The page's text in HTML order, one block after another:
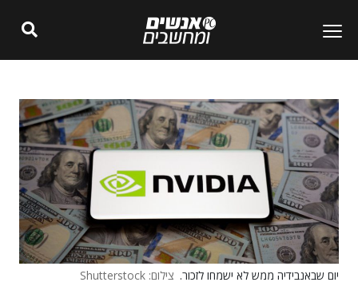
יום שבאנבידיה ממש לא ישמחו לזכור. צילום: Shutterstock